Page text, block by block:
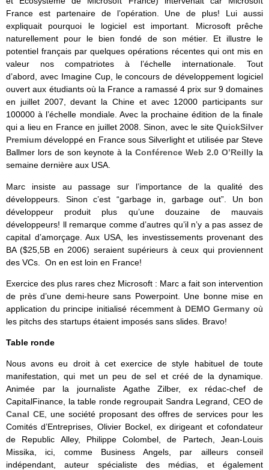
France est partenaire de l’opération. Une de plus! Lui aussi
expliquait pourquoi le logiciel est important. Microsoft prêche
naturellement pour le bien fondé de son métier. Et illustre le
potentiel français par quelques opérations récentes qui ont mis en
valeur nos compatriotes à l’échelle internationale. Tout
d’abord, avec Imagine Cup, le concours de développement logiciel
ouvert aux étudiants où la France a ramassé 4 prix sur 9 domaines
en juillet 2007, devant la Chine et avec 12000 participants sur
100000 à l’échelle mondiale. Avec la prochaine édition de la finale
qui a lieu en France en juillet 2008. Sinon, avec le site QuickSilver
Premium développé en France sous Silverlight et utilisée par Steve
Ballmer lors de son keynote à la Conférence Web 2.0 O’Reillyla
semaine dernière aux USA.
Marc insiste au passage sur l’importance de la qualité des
développeurs. Sinon c’est “garbage in, garbage out”. Un bon
développeur produit plus qu’une douzaine de mauvais
développeurs! ll remarque comme d’autres qu’il n’y a pas assez de
capital d’amorçage. Aux USA, les investissements provenant des
BA ($25,5B en 2006) seraient supérieurs à ceux qui proviennent
des VCs. On en est loin en France!
Exercice des plus rares chez Microsoft : Marc a fait son intervention
de près d’une demi-heure sans Powerpoint. Une bonne mise en
application du principe initialisé récemment à DEMO Germany où
les pitchs des startups étaient imposés sans slides. Bravo!
Table ronde
Nous avons eu droit à cet exercice de style habituel de toute
manifestation, qui met un peu de sel et créé de la dynamique.
Animée par la journaliste Agathe Zilber, ex rédac-chef de
CapitalFinance, la table ronde regroupait Sandra Legrand, CEO de
Canal CE, une société proposant des offres de services pour les
Comités d’Entreprises, Olivier Bockel, ex dirigeant et cofondateur
de Republic Alley, Philippe Colombel, de Partech, Jean-Louis
Missika, ici, comme Business Angels, par ailleurs conseil
indépendant, auteur spécialiste des médias, et également